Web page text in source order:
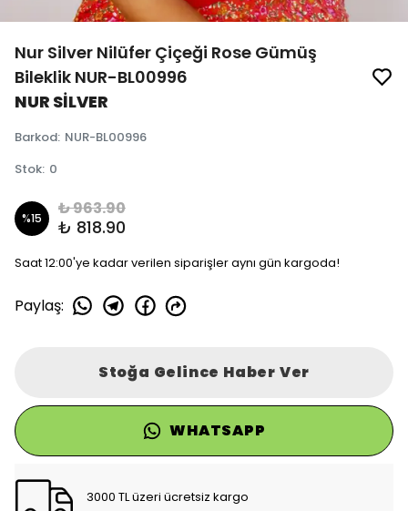
Nur Silver Nilüfer Çiçeği Rose Gümüş
Bileklik NUR-BL00996
NUR SİLVER
Barkod: NUR-BL00996
Stok: 0
%15 ₺ 963.90
₺ 818.90
Saat 12:00'ye kadar verilen siparişler aynı gün kargoda!
Paylaş:
Stoğa Gelince Haber Ver
WHATSAPP
3000 TL üzeri ücretsiz kargo